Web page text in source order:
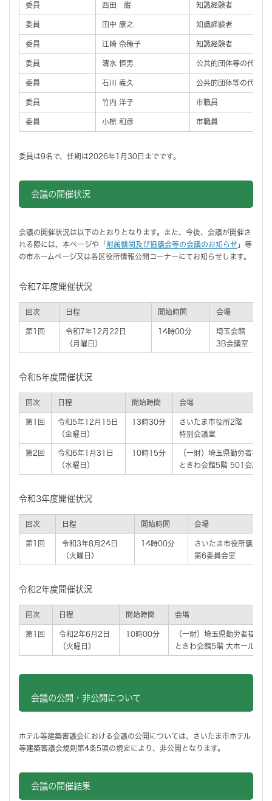
委員 西田 巌 知識経験者
委員 田中 康之 知識経験者
委員 江崎 奈穂子 知識経験者
委員 清水 恒男 公共的団体等の代表者
委員 石川 義久 公共的団体等の代表者
委員 竹内 洋子 市職員
委員 小椋 和彦 市職員
委員は9名で、任期は2026年1月30日までです。
会議の開催状況
会議の開催状況は以下のとおりとなります。また、今後、会議が開催さ
れる際には、本ページや「 附属機関及び協議会等の会議のお知らせ 」等
の市ホームページ又は各区役所情報公開コーナーにてお知らせします。
令和7年度開催状況
回次 日程 開始時間 会場
第1回
令和7年12月22日
（月曜日）
14時00分
埼玉会館 3階
3B会議室
令和5年度開催状況
回次 日程 開始時間 会場
第1回
令和5年12月15日
（金曜日）
13時30分
さいたま市役所2階
特別会議室
第2回
令和6年1月31日
（水曜日）
10時15分
（一財）埼玉県勤労者福祉
ときわ会館5階 501会議室
令和3年度開催状況
回次 日程 開始時間 会場
第1回
令和3年8月24日
（火曜日）
14時00分
さいたま市役所議会棟
第6委員会室
令和2年度開催状況
回次 日程 開始時間 会場
第1回
令和2年6月2日
（火曜日）
10時00分
（一財）埼玉県勤労者福祉セ
ときわ会館5階 大ホール
会議の公開・非公開について
ホテル等建築審議会における会議の公開については、さいたま市ホテル
等建築審議会規則第4条5項の規定により、非公開となります。
会議の開催結果